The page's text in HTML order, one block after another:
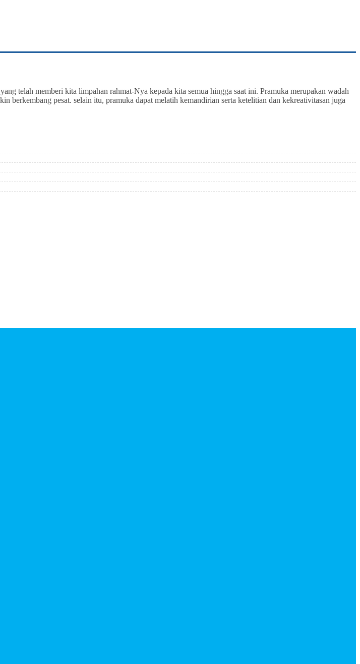
telah memberi kita limpahan rahmat-Nya kepada kita semua hingga saat ini. Pramuka merupakan wadah
berkembang pesat. selain itu, pramuka dapat melatih kemandirian serta ketelitian dan kekreativitasan juga